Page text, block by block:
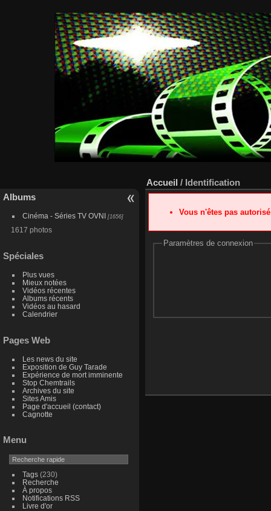
Albums
Cinéma - Séries TV OVNI [1656]
1617 photos
Spéciales
Plus vues
Mieux notées
Vidéos récentes
Albums récents
Vidéos au hasard
Calendrier
Pages Web
Les news du site
Exposition de Guy Tarade
Expérience de mort imminente
Stop Chemtrails
Archives du site
Sites Amis
Page d'accueil (contact)
Cagnotte
Menu
Tags(230)
Recherche
À propos
Notifications RSS
Livre d'or
Accueil / Identification
Vous n'êtes pas
Paramètres de connexion